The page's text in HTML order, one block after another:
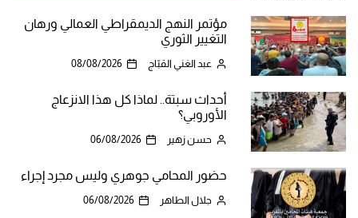
مؤتمر النهج الديمقراطي العمالي ورهان
التغيير الثوري
عبد الغني القبّاج 08/08/2026
أحداث سبتة.. لماذا كل هذا الانزعاج
الأوروبي؟
حسن زهير 06/08/2026
حضور المحامي جوهري وليس مجرد إجراء
جلال الطاهر 06/08/2026